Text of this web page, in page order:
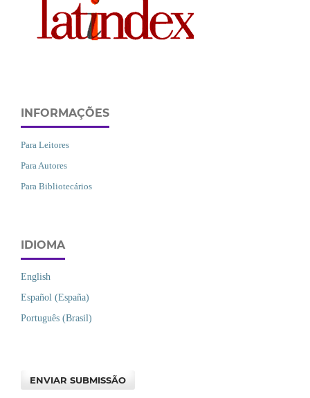
INFORMAÇÕES
Para Leitores
Para Autores
Para Bibliotecários
IDIOMA
English
Español (España)
Português (Brasil)
ENVIAR SUBMISSÃO